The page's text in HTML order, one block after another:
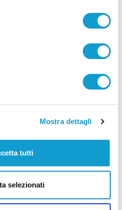
Mostra dettagli
tutti
selezionati
di Faggioli